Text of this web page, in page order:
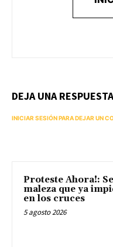
DEJA UNA RESPUESTA
INICIAR SESIÓN PARA DEJAR UN
Proteste Ahora!:
maleza que ya
en los cruces
5 agosto 2026